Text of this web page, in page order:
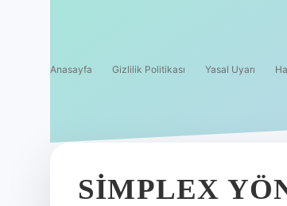
Anasayfa Gizlilik Politikası Yasal Uyarı
SIMPLEX